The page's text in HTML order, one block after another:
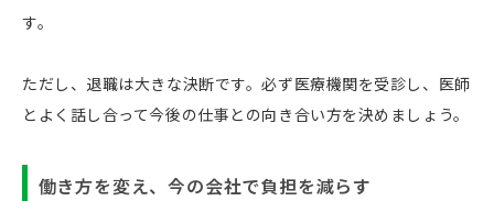
す。
ただし、退職は大きな決断です。必ず医療機関を受診し、医師
とよく話し合って今後の仕事との向き合い方を決めましょう。
働き方を変え、今の会社で負担を減らす